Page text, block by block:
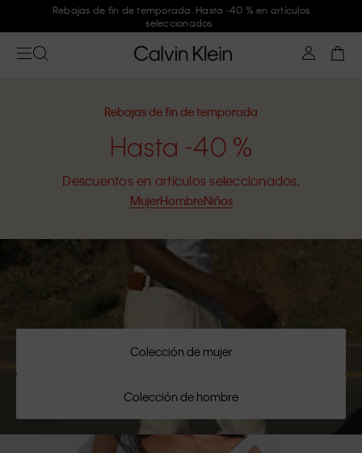
Únete a Calvin Klein y consigue un -10 %
Rebajas de fin de temporada
Hasta -40 %
Descuentos en artículos seleccionados.
MujerHombreNiños
Colección de mujer
Colección de hombre